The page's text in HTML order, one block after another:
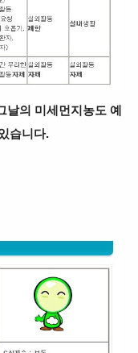
의 미세먼지농도 예
습니다.